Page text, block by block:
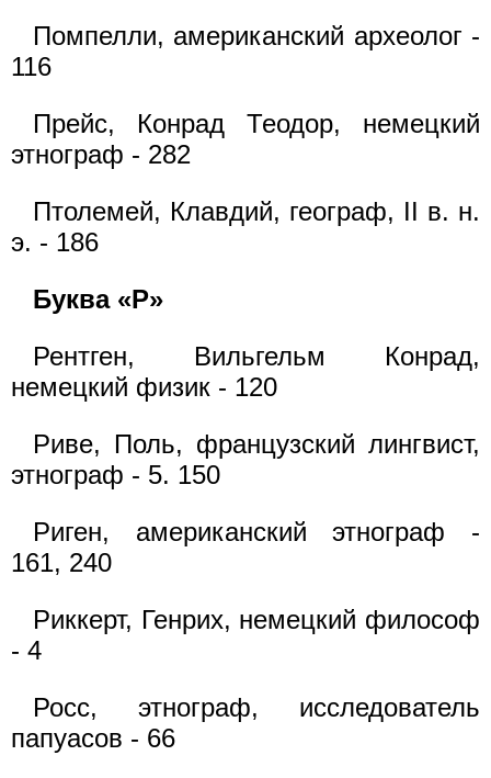
Помпелли, американский археолог -
116
Прейс, Конрад Теодор, немецкий
этнограф - 282
Птолемей, Клавдий, географ, II в. н.
э. - 186
Буква «Р»
Рентген, Вильгельм Конрад,
немецкий физик - 120
Риве, Поль, французский лингвист,
этнограф - 5. 150
Риген, американский этнограф -
161, 240
Риккерт, Генрих, немецкий философ
- 4
Росс, этнограф, исследователь
папуасов - 66